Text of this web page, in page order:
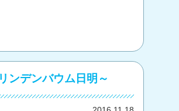
ンデンバウム日明～